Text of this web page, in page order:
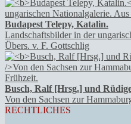
Budapest Telepy, Katalin.
Landschaftsbilder in der
Übers. v. F. Gottschlig
Busch, Ralf [Hrsg.] und
Von den Sachsen zur
RECHTLICHES